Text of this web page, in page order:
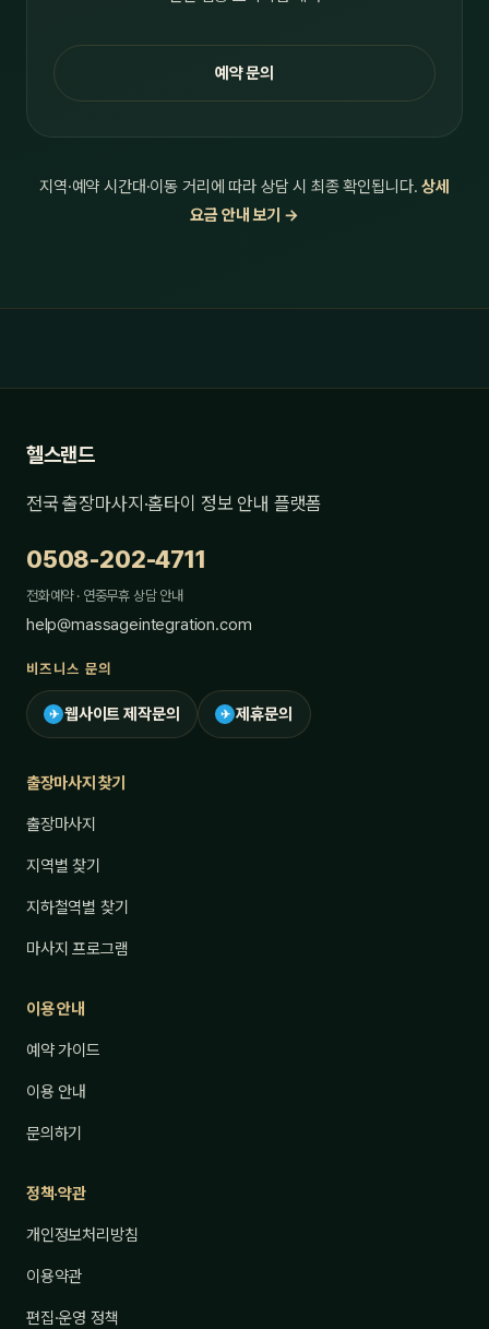
예약 문의
지역·예약 시간대·이동 거리에 따라 상담 시 최종 확인됩니다.상세
요금 안내 보기 →
헬스랜드
전국 출장마사지·홈타이 정보 안내 플랫폼
0508-202-4711
전화예약 · 연중무휴 상담 안내
help@massageintegration.com
비즈니스 문의
✈ 웹사이트 제작문의 ✈ 제휴문의
출장마사지 찾기
출장마사지
지역별 찾기
지하철역별 찾기
마사지 프로그램
이용 안내
예약 가이드
이용 안내
문의하기
정책·약관
개인정보처리방침
이용약관
편집·운영 정책